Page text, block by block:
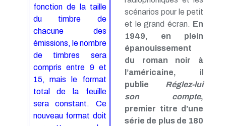
fonction de la taille
du timbre de
chacune des
émissions, le nombre
de timbres sera
compris entre 9 et
15, mais le format
total de la feuille
sera constant. Ce
nouveau format doit
scénarios pour le petit
et le grand écran. En
1949, en plein
épanouissement
du roman noir à
l’américaine, il
publie Réglez-lui
son compte,
premier titre d’une
série de plus de 180